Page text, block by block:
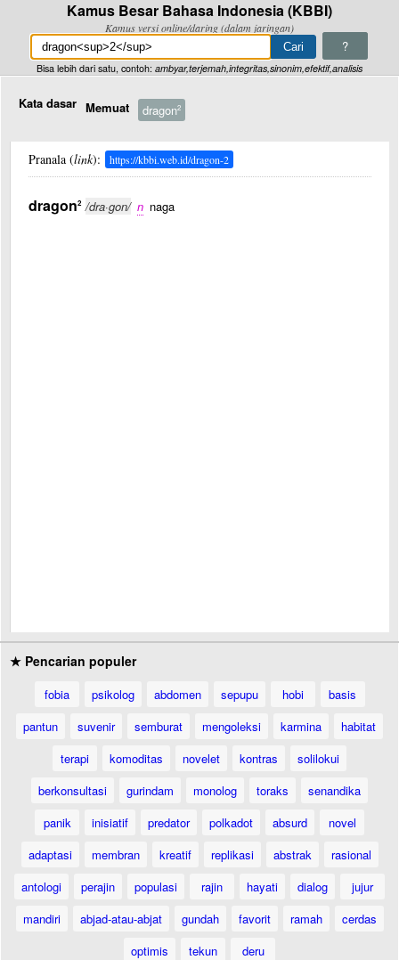
Kamus Besar Bahasa Indonesia (KBBI)
Kamus versi online/daring (dalam jaringan)
?
Bisa lebih dari satu, contoh: ambyar,terjemah,integritas,sinonim,efektif,analisis
Kata dasar Memuat dragon2
Pranala (link): https://kbbi.web.id/dragon-2
dragon2 /dra·gon/ n naga
★ Pencarian populer
fobia psikolog abdomen sepupu hobi
basis
pantun
suvenir semburat mengoleksi karmina
habitat
terapi
komoditas novelet kontras
solilokui
berkonsultasi
gurindam monolog toraks
senandika
panik
inisiatif predator polkadot absurd
novel
adaptasi
membran kreatif replikasi abstrak
rasional
antologi
perajin populasi rajin hayati dialog
jujur
mandiri
abjad-atau-abjat gundah favorit ramah
cerdas
optimis
tekun deru